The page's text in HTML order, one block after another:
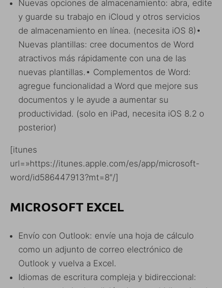
Nuevas opciones de almacenamiento: abra, edite
y guarde su trabajo en iCloud y otros servicios
de almacenamiento en línea. (necesita iOS 8)•
Nuevas plantillas: cree documentos de Word
atractivos más rápidamente con una de las
nuevas plantillas.• Complementos de Word:
agregue funcionalidad a Word que mejore sus
documentos y le ayude a aumentar su
productividad. (solo en iPad, necesita iOS 8.2 o
posterior)
[itunes
url=»https://itunes.apple.com/es/app/microsoft-
word/id586447913?mt=8″/]
MICROSOFT EXCEL
Envío con Outlook: envíe una hoja de cálculo
como un adjunto de correo electrónico de
Outlook y vuelva a Excel.
Idiomas de escritura compleja y bidireccional: